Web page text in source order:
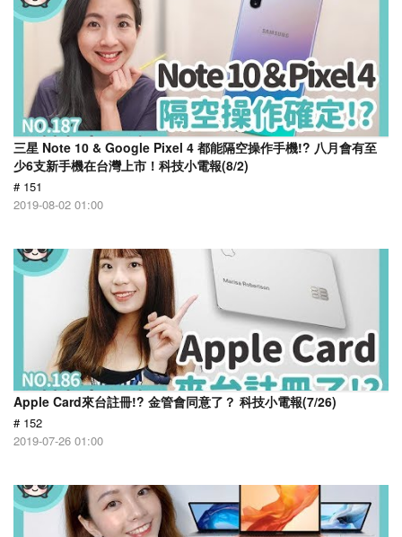
三星 Note 10 & Google Pixel 4 都能隔空操作手機!? 八月會有至
少6支新手機在台灣上市！科技小電報(8/2)
# 151
2019-08-02 01:00
Apple Card來台註冊!? 金管會同意了？ 科技小電報(7/26)
# 152
2019-07-26 01:00